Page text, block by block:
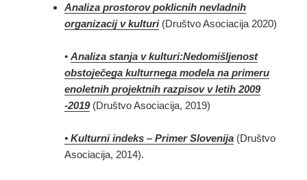
Analiza prostorov poklicnih nevladnih
organizacij v kulturi (Društvo Asociacija 2020)
•Analiza stanja v kulturi:Nedomišljenost
obstoječega kulturnega modela na primeru
enoletnih projektnih razpisov v letih 2009
-2019(Društvo Asociacija, 2019)
• Kulturni indeks – Primer Slovenija (Društvo
Asociacija, 2014).